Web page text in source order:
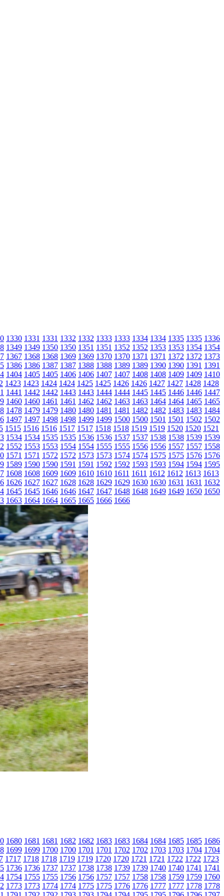
1330 1331 1331 1332 1332 1333 1333 1334 1334 1335 1335 1336
1349 1349 1350 1350 1351 1351 1352 1352 1353 1353 1354 1354
1367 1368 1368 1369 1369 1370 1370 1371 1371 1372 1372 1373
1386 1386 1387 1387 1388 1388 1389 1389 1390 1390 1391 1391
1404 1405 1405 1406 1406 1407 1407 1408 1408 1409 1409 1410
1423 1423 1424 1424 1425 1425 1426 1426 1427 1427 1428 1428
1441 1442 1442 1443 1443 1444 1444 1445 1445 1446 1446 1447
1460 1460 1461 1461 1462 1462 1463 1463 1464 1464 1465 1465
1478 1479 1479 1480 1480 1481 1481 1482 1482 1483 1483 1484
1497 1497 1498 1498 1499 1499 1500 1500 1501 1501 1502 1502
1515 1516 1516 1517 1517 1518 1518 1519 1519 1520 1520 1521
1534 1534 1535 1535 1536 1536 1537 1537 1538 1538 1539 1539
1552 1553 1553 1554 1554 1555 1555 1556 1556 1557 1557 1558
1571 1571 1572 1572 1573 1573 1574 1574 1575 1575 1576 1576
1589 1590 1590 1591 1591 1592 1592 1593 1593 1594 1594 1595
1608 1608 1609 1609 1610 1610 1611 1611 1612 1612 1613 1613
1626 1627 1627 1628 1628 1629 1629 1630 1630 1631 1631 1632
1645 1645 1646 1646 1647 1647 1648 1648 1649 1649 1650 1650
1663 1664 1664 1665 1665 1666 1666
1680 1681 1681 1682 1682 1683 1683 1684 1684 1685 1685 1686
1699 1699 1700 1700 1701 1701 1702 1702 1703 1703 1704 1704
1717 1718 1718 1719 1719 1720 1720 1721 1721 1722 1722 1723
1736 1736 1737 1737 1738 1738 1739 1739 1740 1740 1741 1741
1754 1755 1755 1756 1756 1757 1757 1758 1758 1759 1759 1760
1773 1773 1774 1774 1775 1775 1776 1776 1777 1777 1778 1778